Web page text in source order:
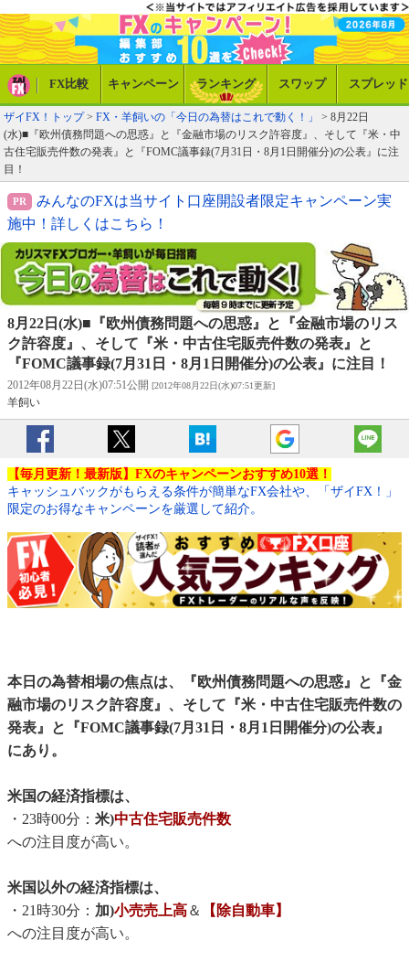
FX比較 キャンペーン ランキング スワップ スプレッド
ザイFX！トップ> FX・羊飼いの「今日の為替はこれで動く！」
> 8月22日
(水)■『欧州債務問題への思惑』と『金融市場のリスク許容度』、そして『米・中
古住宅販売件数の発表』と『FOMC議事録(7月31日・8月1日開催分)の公表』に注
目！
みんなのFXは当サイト口座開設者限定キャンペーン実
施中！詳しくはこちら！
8月22日(水)■『欧州債務問題への思惑』と『金融市場のリス
ク許容度』、そして『米・中古住宅販売件数の発表』と
『FOMC議事録(7月31日・8月1日開催分)の公表』に注目！
2012年08月22日(水)07:51公開 [2012年08月22日(水)07:51更新]
羊飼い
【毎月更新！最新版】FXのキャンペーンおすすめ10選！
キャッシュバックがもらえる条件が簡単なFX会社や、「ザイFX！」
限定のお得なキャンペーンを厳選して紹介。
本日の為替相場の焦点は、『欧州債務問題への思惑』と『金
融市場のリスク許容度』、そして『米・中古住宅販売件数の
発表』と『FOMC議事録(7月31日・8月1日開催分)の公表』
にあり。
米国の経済指標は、
・23時00分： 米)中古住宅販売件数
への注目度が高い。
米国以外の経済指標は、
・21時30分： 加)小売売上高＆
【除自動車】
への注目度が高い。